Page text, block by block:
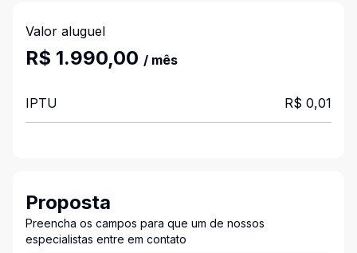
Valor aluguel
R$ 1.990,00 / mês
IPTU R$ 0,01
Proposta
Preencha os campos para que um de nossos
especialistas entre em contato